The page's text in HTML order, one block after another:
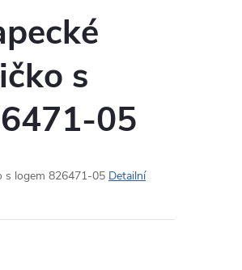
s
05
s logem 826471-05 Detailní